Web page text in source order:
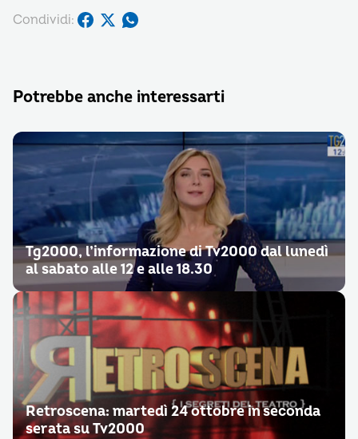
Condividi:
Potrebbe anche interessarti
Tg2000, l’informazione di Tv2000 dal lunedì
al sabato alle 12 e alle 18.30
Retroscena: martedì 24 ottobre in seconda
serata su Tv2000